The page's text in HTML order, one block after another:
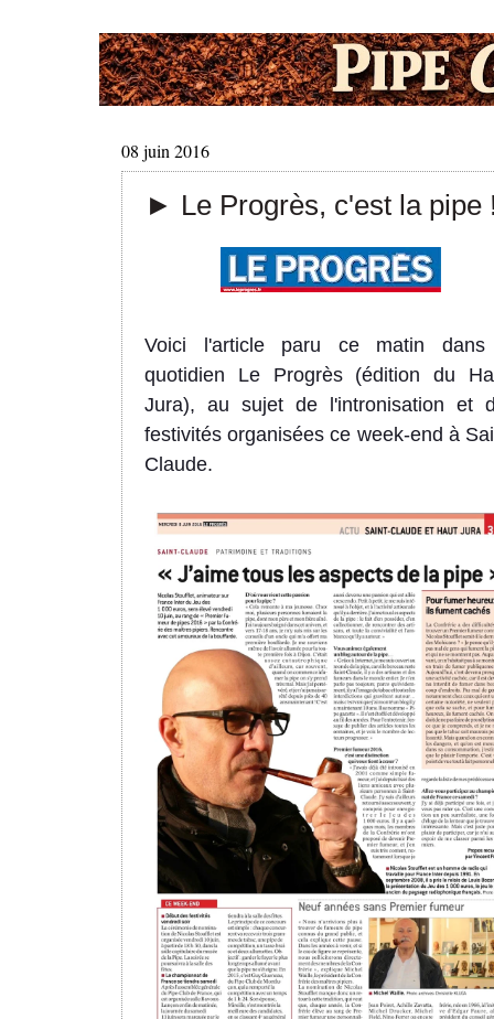
08 juin 2016
► Le Progrès, c'est la pipe
Voici l'article paru ce matin
quotidien Le Progrès (édition du
Jura), au sujet de l'intronisation et
festivitésorganiséesce week-end à
Claude.